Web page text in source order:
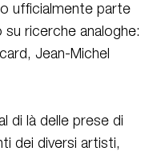
ufficialmente parte
ricerche analoghe:
Jean-Michel
di là delle prese di
dei diversi artisti,